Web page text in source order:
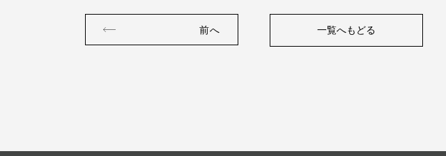
前へ 一覧へもどる